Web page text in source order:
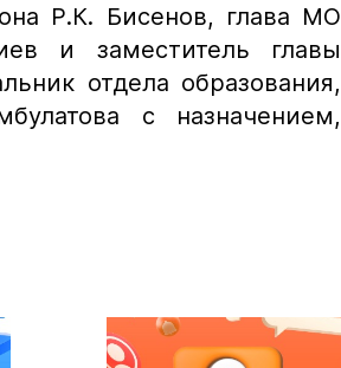
Р.К. Бисенов, глава МО
и заместитель главы
отдела образования,
с назначением,